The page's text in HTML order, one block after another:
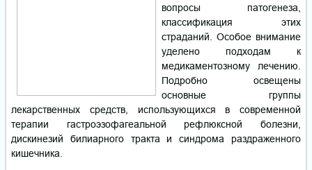
вопросы патогенеза,
классификация этих
страданий. Особое внимание
уделено подходам к
медикаментозному лечению.
Подробно освещены
основные группы
лекарственных средств, использующихся в современной
терапии гастроэзофагеальной рефлюксной болезни,
дискинезий билиарного тракта и синдрома раздраженного
кишечника.